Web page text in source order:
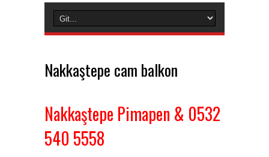
Nakkaştepe cam balkon
Nakkaştepe Pimapen & 0532
540 5558